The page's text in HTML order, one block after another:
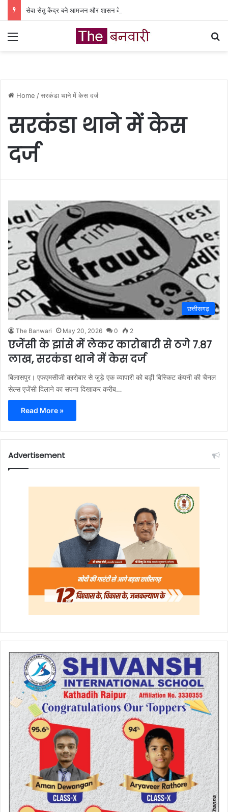
सेवा सेतु केंद्र बने आमजन और शासन के बीच भरोसे का सेतु
Menu
Home /सरकंडा थाने में केस दर्ज
सरकंडा थाने में केस
दर्ज
छत्तीसगढ़
The Banwari May 20, 2026 0 2
एजेंसी के झांसे में लेकर कारोबारी से ठगे 7.87
लाख, सरकंडा थाने में केस दर्ज
बिलासपुर। एफएमसीजी कारोबार से जुड़े एक व्यापारी को बड़ी बिस्किट कंपनी की चैनल
सेल्स एजेंसी दिलाने का सपना दिखाकर करीब…
Read More »
Advertisement